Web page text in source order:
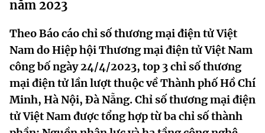
Trang chủ
Giới thiệu
Chức năng nhiệm vụ
Cơ cấu tổ chức
Lịch sử phát triển
Tin tức sự kiện
Khoa học và Công nghệ
Đổi mới sáng tạo
Dịch vụ công
Hệ thống văn bản
năm 2023
Theo Báo cáo chỉ số thương mại điện tử Việt
Nam do Hiệp hội Thương mại điện tử Việt Nam
công bố ngày 24/4/2023, top 3 chỉ số thương
mại điện tử lần lượt thuộc về Thành phố Hồ Chí
Minh, Hà Nội, Đà Nẵng. Chỉ số thương mại điện
tử Việt Nam được tổng hợp từ ba chỉ số thành